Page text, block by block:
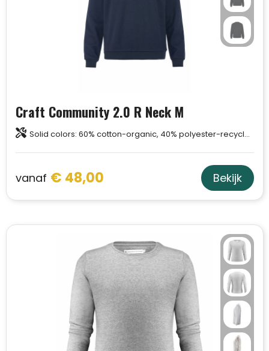
Craft Community 2.0 R Neck M
Solid colors: 60% cotton-organic, 40% polyester-recycled. Melange colors: 63% cotton-organic, 31% polyester-recycled, 6% viscose.
vanaf € 48,00 Bekijk